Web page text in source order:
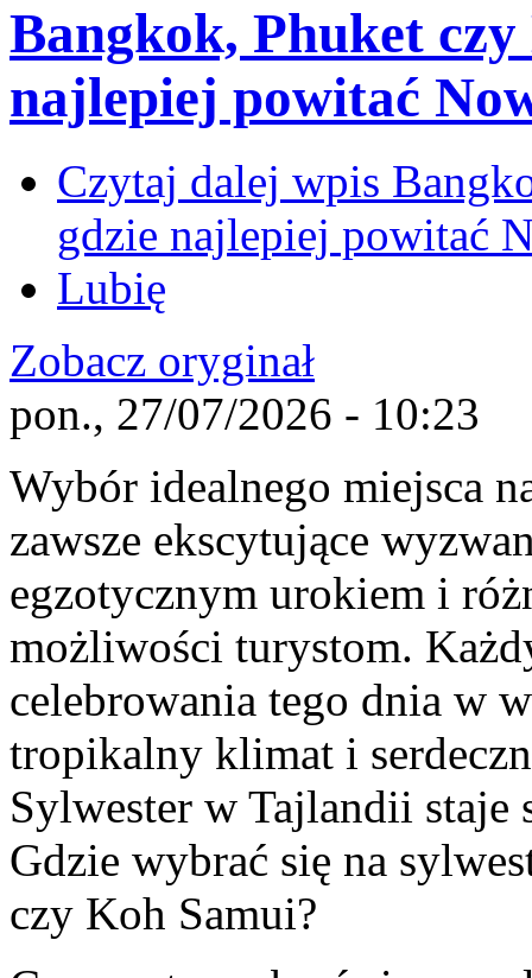
Bangkok, Phuket
najlepiej powitać
Czytaj dalej wpis
gdzie najlepiej powitać
Lubię
Zobacz oryginał
pon., 27/07/2026 - 10:23
Wybór idealnego miejsca
zawsze ekscytujące
egzotycznym urokiem i
możliwości turystom.
celebrowania tego dnia w
tropikalny klimat i
Sylwester w Tajlandii staje
Gdzie wybrać się na
czy Koh Samui?